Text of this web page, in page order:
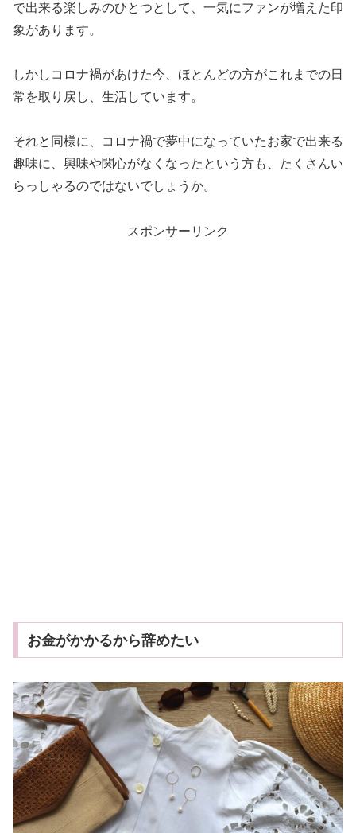
で出来る楽しみのひとつとして、一気にファンが増えた印
象があります。
しかしコロナ禍があけた今、ほとんどの方がこれまでの日
常を取り戻し、生活しています。
それと同様に、コロナ禍で夢中になっていたお家で出来る
趣味に、興味や関心がなくなったという方も、たくさんい
らっしゃるのではないでしょうか。
スポンサーリンク
お金がかかるから辞めたい